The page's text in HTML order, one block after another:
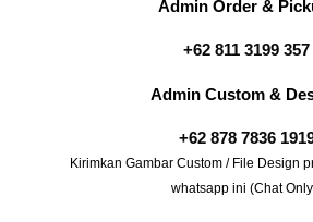
Admin Order &
+62 811 3199 357
Admin Custom &
+62 878 7836
Kirimkan Gambar Custom / File Design
whatsapp ini (Chat